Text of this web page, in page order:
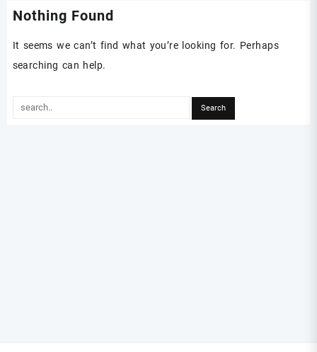
Nothing Found
It seems we can’t find what you’re looking for. Perhaps
searching can help.